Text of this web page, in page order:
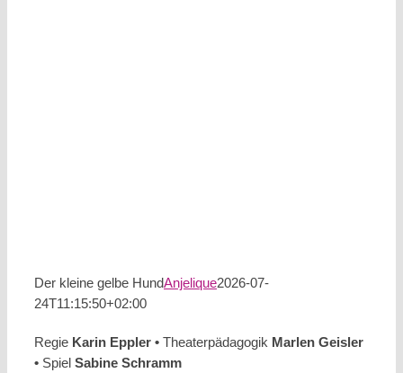
Der kleine gelbe HundAnjelique2026-07-
24T11:15:50+02:00
Regie Karin Eppler • Theaterpädagogik Marlen Geisler
• Spiel Sabine Schramm